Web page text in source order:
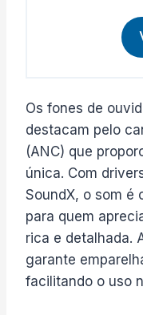
Os fones de
destacam pelo
(ANC) que
única. Com
SoundX, o som é
para quem
rica e detalhada.
garante
facilitando o uso